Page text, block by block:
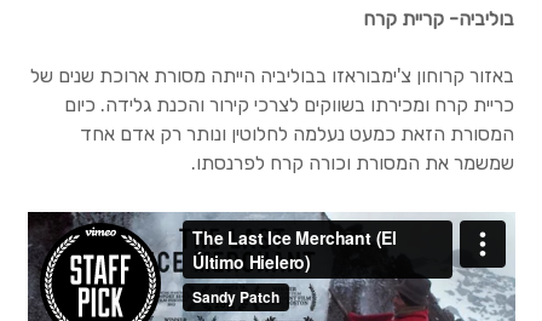
עלויות
הסכם השכירות
ציוד
בוליביה- קריית קרח
באזור קרוחון צ'ימבוראזו בבוליביה הייתה מסורת ארוכת שנים של
כריית קרח ומכירתו בשווקים לצרכי קירור והכנת גלידה. כיום
המסורת הזאת כמעט נעלמה לחלוטין ונותר רק אדם אחד
שמשמר את המסורת וכורה קרח לפרנסתו.